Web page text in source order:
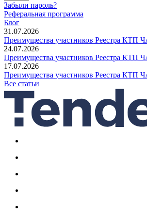
Забыли пароль?
Реферальная программа
Блог
31.07.2026
Преимущества участников Реестра КТП
24.07.2026
Преимущества участников Реестра КТП
17.07.2026
Преимущества участников Реестра КТП
Все статьи